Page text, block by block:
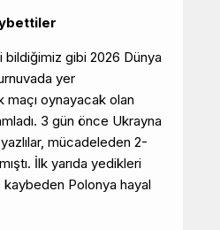
bildiğimiz gibi 2026 Dünya
yer
maçı oynayacak olan
3 gün önce Ukrayna
mücadeleden 2-
İlk yarıda yedikleri
Polonya hayal